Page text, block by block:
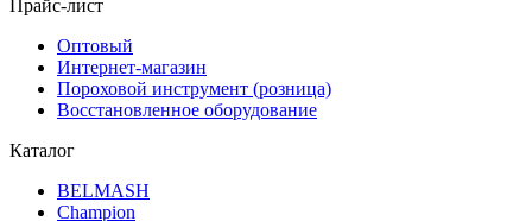
Прайс-лист
Оптовый
Интернет-магазин
Пороховой инструмент (розница)
Восстановленное оборудование
Каталог
BELMASH
Champion